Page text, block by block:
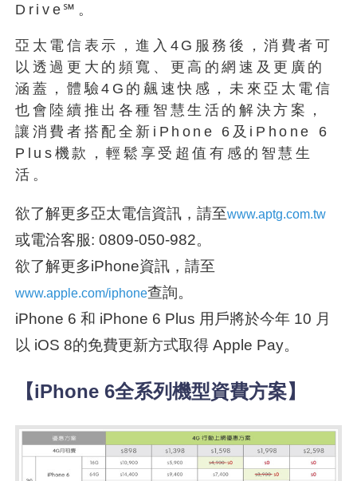
Drive℠。
亞太電信表示，進入4G服務後，消費者可
以透過更大的頻寬、更高的網速及更廣的
涵蓋，體驗4G的飆速快感，未來亞太電信
也會陸續推出各種智慧生活的解決方案，
讓消費者搭配全新iPhone 6及iPhone 6
Plus機款，輕鬆享受超值有感的智慧生
活。
欲了解更多亞太電信資訊，請至www.aptg.com.tw
或電洽客服: 0809-050-982。
欲了解更多iPhone資訊，請至
www.apple.com/iphone查詢。
iPhone 6 和 iPhone 6 Plus 用戶將於今年 10 月
以 iOS 8的免費更新方式取得 Apple Pay。
【iPhone 6全系列機型資費方案】